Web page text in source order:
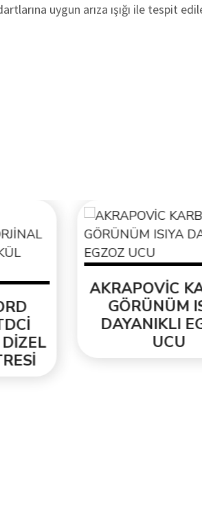
uygun arıza ışığı ile tespit
AKRAPOVİC
GÖRÜNÜM
DAYANIKLI
UCU